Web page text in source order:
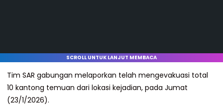
SCROLL UNTUK LANJUT MEMBACA
Tim SAR gabungan melaporkan telah mengevakuasi total
10 kantong temuan dari lokasi kejadian, pada Jumat
(23/1/2026).